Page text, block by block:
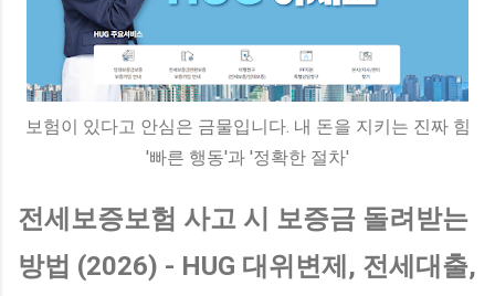
보험이 있다고 안심은 금물입니다. 내 돈을 지키는 진짜 힘
'빠른 행동'과 '정확한 절차'
전세보증보험 사고 시 보증금 돌려받는
방법 (2026) - HUG 대위변제, 전세대출,